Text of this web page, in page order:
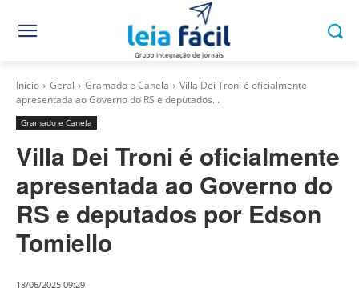
Início Geral Gramado e Canela
Villa Dei Troni é oficialmente
apresentada ao Governo do RS e deputados...
Gramado e Canela
Villa Dei Troni é oficialmente
apresentada ao Governo do
RS e deputados por Edson
Tomiello
18/06/2025 09:29